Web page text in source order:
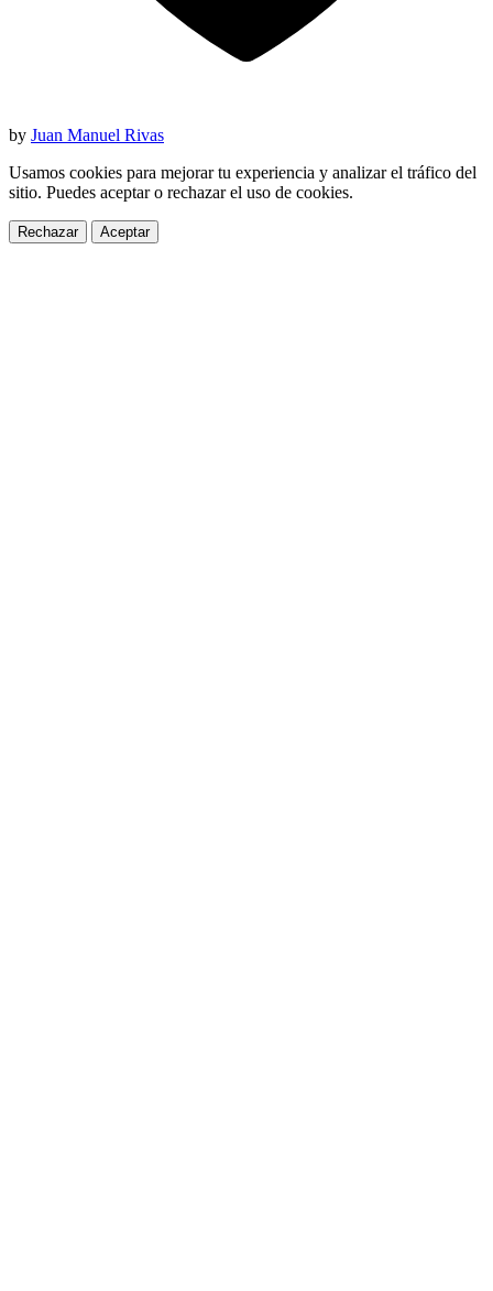
by Juan Manuel Rivas
Usamos cookies para mejorar tu experiencia y analizar el tráfico del
sitio. Puedes aceptar o rechazar el uso de cookies.
Rechazar Aceptar